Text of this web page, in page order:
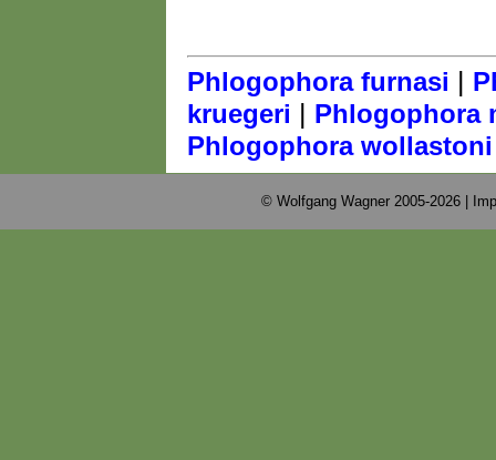
Phlogophora furnasi |
kruegeri | Phlogophora
Phlogophora wollastoni
© Wolfgang Wagner 2005-2026 |